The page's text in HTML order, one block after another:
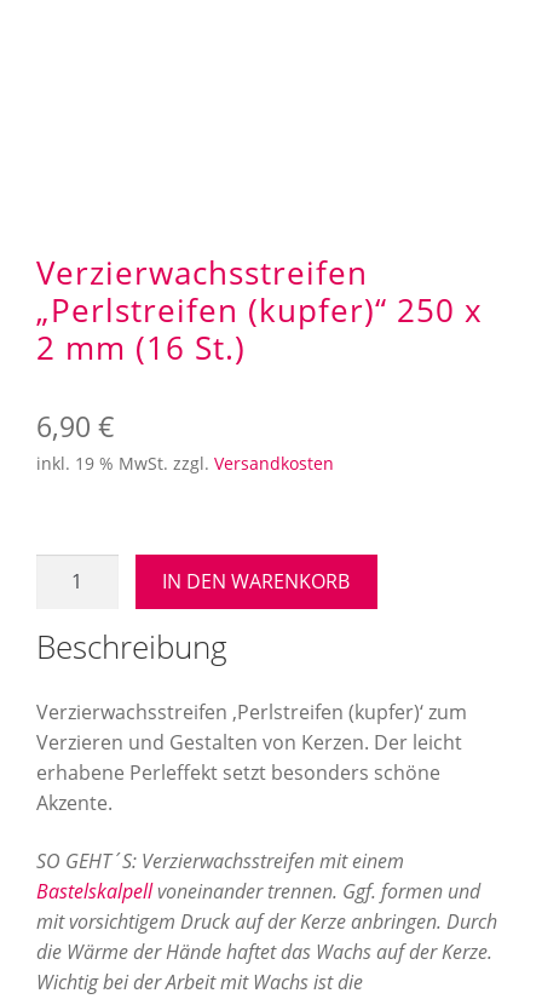
Verzierwachsstreifen
„Perlstreifen (kupfer)“ 250 x
2 mm (16 St.)
6,90 €
inkl. 19 % MwSt. zzgl. Versandkosten
Verzierwachsstreifen
(kupfer)"
250
2
mm
(16
St.)
IN DEN WARENKORB
Beschreibung
Verzierwachsstreifen ‚Perlstreifen (kupfer)‘ zum
Verzieren und Gestalten von Kerzen. Der leicht
erhabene Perleffekt setzt besonders schöne
Akzente.
SO GEHT´S: Verzierwachsstreifen mit einem
Bastelskalpellvoneinander trennen. Ggf. formen und
mit vorsichtigem Druck auf der Kerze anbringen. Durch
die Wärme der Hände haftet das Wachs auf der Kerze.
Wichtig bei der Arbeit mit Wachs ist die